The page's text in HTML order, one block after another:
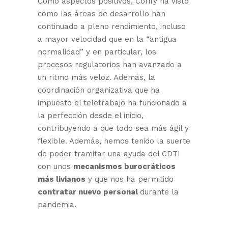
como las áreas de desarrollo han
continuado a pleno rendimiento, incluso
a mayor velocidad que en la “antigua
normalidad” y en particular, los
procesos regulatorios han avanzado a
un ritmo más veloz. Además, la
coordinación organizativa que ha
impuesto el teletrabajo ha funcionado a
la perfección desde el inicio,
contribuyendo a que todo sea más ágil y
flexible. Además, hemos tenido la suerte
de poder tramitar una ayuda del CDTI
con unos mecanismos burocráticos
más livianos y que nos ha permitido
contratar nuevo personal durante la
pandemia.